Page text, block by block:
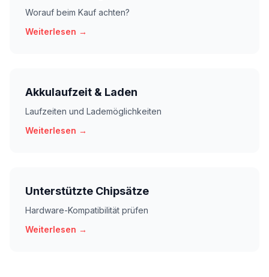
Worauf beim Kauf achten?
Weiterlesen →
Akkulaufzeit & Laden
Laufzeiten und Lademöglichkeiten
Weiterlesen →
Unterstützte Chipsätze
Hardware-Kompatibilität prüfen
Weiterlesen →